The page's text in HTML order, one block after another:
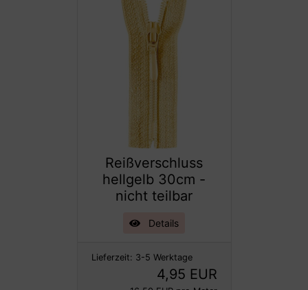
Reißverschluss
hellgelb 30cm -
nicht teilbar
Details
Lieferzeit: 3-5 Werktage
4,95 EUR